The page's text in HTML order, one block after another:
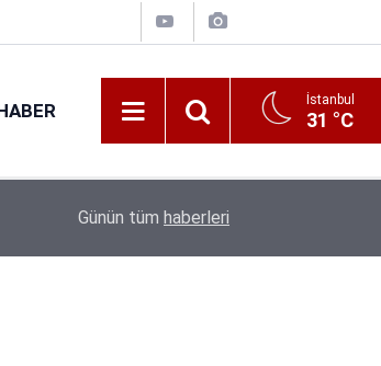
İstanbul
31 °C
Tarım Bakanlığı 1.874 Personel Alacak:
Günün tüm haberleri